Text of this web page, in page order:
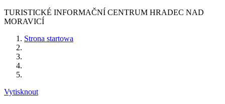
TURISTICKÉ INFORMAČNÍ CENTRUM HRADEC NAD
MORAVICÍ
Strona startowa
Vytisknout